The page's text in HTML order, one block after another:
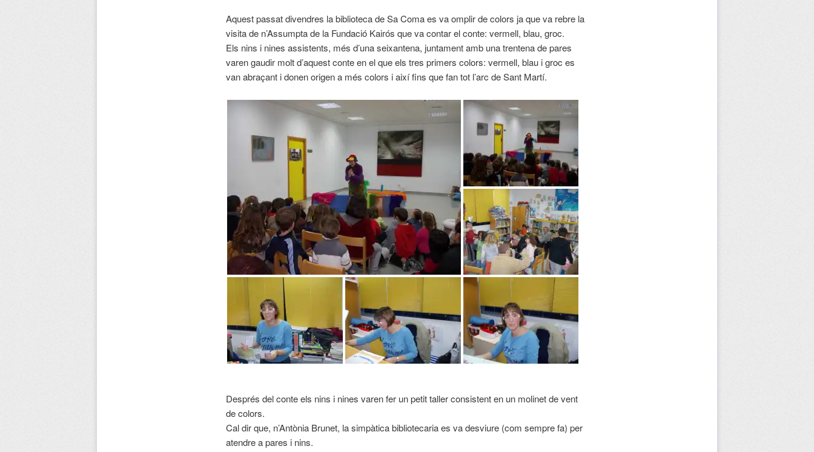
Aquest passat divendres la biblioteca de Sa Coma es va omplir de colors ja que va rebre la
visita de n’Assumpta de la Fundació Kairós que va contar el conte: vermell, blau, groc.
Els nins i nines assistents, més d’una seixantena, juntament amb unatrentena de pares
varen gaudir molt d’aquest conte en el que els tres primers colors: vermell, blau i groc es
van abraçant i donen origen a més colors i així fins que fan tot l’arc de Sant Martí.
Després del conte els nins i nines varen fer un petit taller consistent en un molinet de vent
de colors.
Cal dir que, n’Antònia Brunet, la simpàtica bibliotecaria es va desviure (com sempre fa) per
atendre a pares i nins.